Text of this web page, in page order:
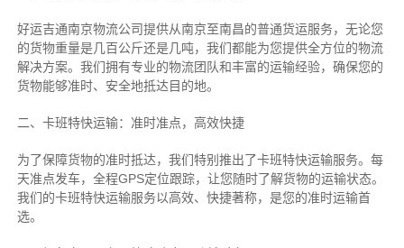
好运吉通南京物流公司提供从南京至南昌的普通货运服务，无论您
的货物重量是几百公斤还是几吨，我们都能为您提供全方位的物流
解决方案。我们拥有专业的物流团队和丰富的运输经验，确保您的
货物能够准时、安全地抵达目的地。
二、卡班特快运输：准时准点，高效快捷
为了保障货物的准时抵达，我们特别推出了卡班特快运输服务。每
天准点发车，全程GPS定位跟踪，让您随时了解货物的运输状态。
我们的卡班特快运输服务以高效、快捷著称，是您的准时运输首
选。